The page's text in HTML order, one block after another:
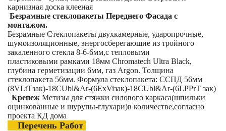
карнизная доска клееная
Безрамные стеклопакеты Переднего Фасада с
монтажом.
Безрамные Стеклопакеты двухкамерные, ударопрочные,
шумоизоляционные, энергосберегающие из тройного
закаленного стекла 8-6-6мм,с тепловыми
пластиковыми рамками 18мм Chromatech Ultra Black,
глубина герметизации 6мм, газ Argon. Толщина
стеклопакета 56мм. Формула стеклопакета: CСПД 56мм
(8VLtTзак)-18CUbl&Ar-(6ExViзак)-18CUbl&Ar-(6LPPrT зак)
Крепеж Метизы для стяжки силового каркаса(шпильки
оцинкованные и шурупы-глухари)в количестве,согласно
проекта КД дома
Перечень Работ